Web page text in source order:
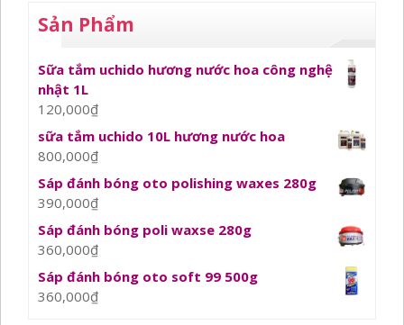
Sản Phẩm
Sữa tắm uchido hương nước hoa công nghệ
nhật 1L
120,000₫
sữa tắm uchido 10L hương nước hoa
800,000₫
Sáp đánh bóng oto polishing waxes 280g
390,000₫
Sáp đánh bóng poli waxse 280g
360,000₫
Sáp đánh bóng oto soft 99 500g
360,000₫